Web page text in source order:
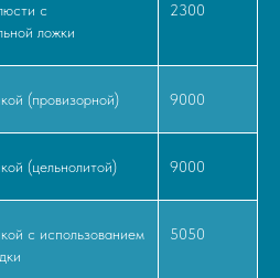
с
ложки
2300
(провизорной) 9000
(цельнолитой) 9000
с использованием
5050